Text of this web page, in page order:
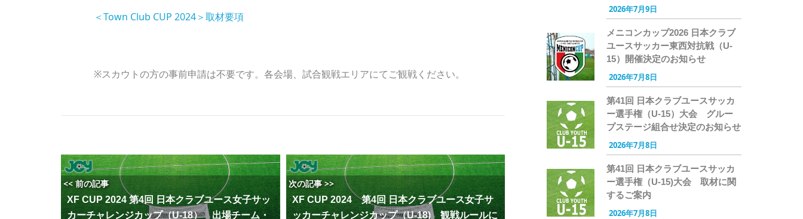
＜Town Club CUP 2024＞取材要項
※スカウトの方の事前申請は不要です。各会場、試合観戦エリアにてご観戦ください。
<< 前の記事
XF CUP 2024 第4回 日本クラブユース女子サッ
カーチャレンジカップ（U-18） 出場チーム・
次の記事 >>
XF CUP 2024 第4回 日本クラブユース女子サ
ッカーチャレンジカップ（U-18) 観戦ルールに
2026年7月9日
メニコンカップ2026 日本クラブ
ユースサッカー東西対抗戦（U-
15）開催決定のお知らせ
2026年7月8日
第41回 日本クラブユースサッカ
ー選手権（U-15）大会 グルー
プステージ組合せ決定のお知らせ
2026年7月8日
第41回 日本クラブユースサッカ
ー選手権（U-15)大会 取材に関
するご案内
2026年7月8日